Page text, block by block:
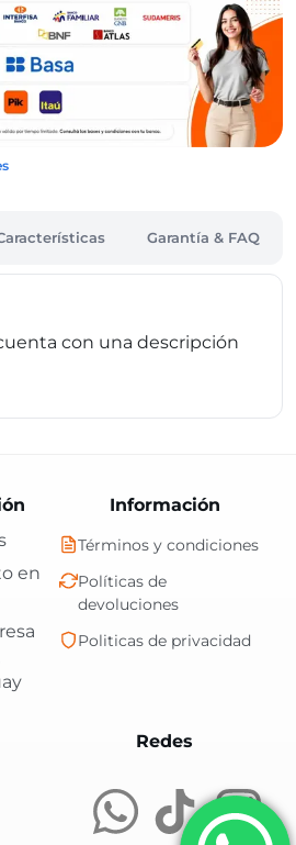
Garantía & FAQ
con una descripción
RedesCentral Shop es
Información
Términos y condiciones
Políticas de
devoluciones
Politicas de privacidad
en